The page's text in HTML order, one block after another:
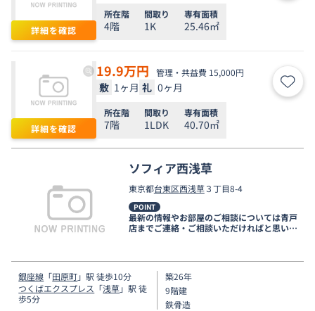
詳細を確認
所在階
4階
間取り
1K
専有面積
25.46㎡
詳細を確認
19.9万円 管理・共益費 15,000円
敷 1ヶ月 礼 0ヶ月 お気
所在階
7階
間取り
1LDK
専有面積
40.70㎡
ソフィア西浅草
東京都台東区西浅草３丁目8-4
POINT
最新の情報やお部屋のご相談については青戸
店までご連絡・ご相談いただければと思いま
銀座線 「田原町」駅 徒歩10分
つくばエクスプレス 「浅草」駅 徒
歩5分
築26年
9階建
鉄骨造